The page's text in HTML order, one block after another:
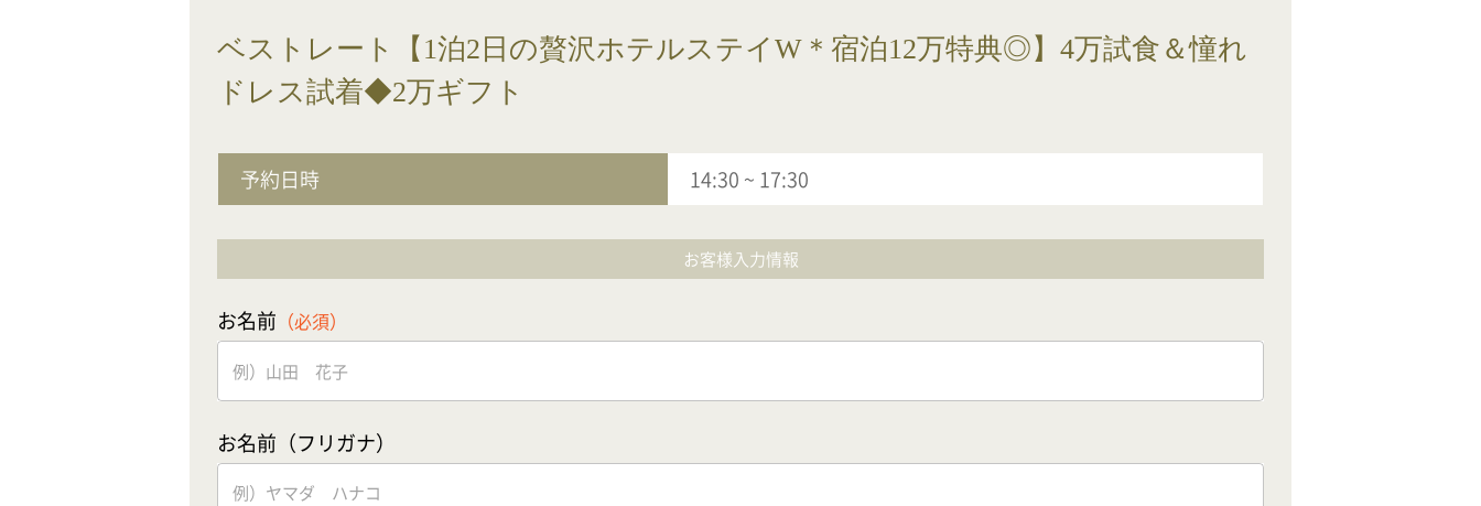
ベストレート【1泊2日の贅沢ホテルステイW＊宿泊12万特典◎】4万試食＆憧れ
ドレス試着◆2万ギフト
予約日時 14:30 ~ 17:30
お客様入力情報
お名前 （必須）
お名前（フリガナ）